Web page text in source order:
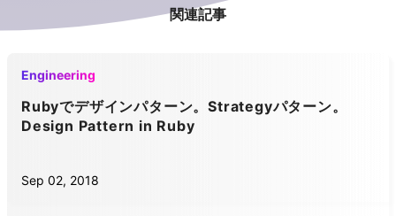
関連記事
Engineering
Rubyでデザインパターン。Strategyパターン。
Design Pattern in Ruby
Sep 02, 2018